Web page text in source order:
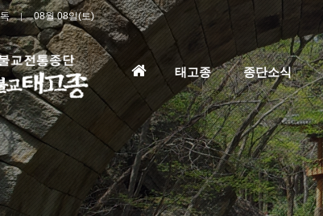
08월 08일(토)
홈
태고종 종단소식